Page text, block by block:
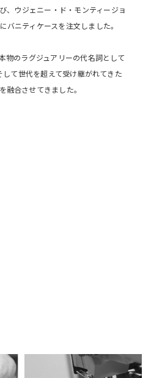
、ウジェニー・ド・モンティージョ
バニティケースを注文しました。
物のラグジュアリーの代名詞として
て世代を超えて受け継がれてきた
融合させてきました。